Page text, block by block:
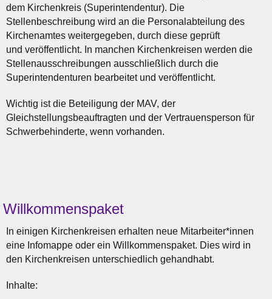
dem Kirchenkreis (Superintendentur). Die
Stellenbeschreibung wird an die Personalabteilung des
Kirchenamtes weitergegeben, durch diese geprüft
und veröffentlicht. In manchen Kirchenkreisen werden die
Stellenausschreibungen ausschließlich durch die
Superintendenturen bearbeitet und veröffentlicht.
Wichtig ist die Beteiligung der MAV, der
Gleichstellungsbeauftragten und der Vertrauensperson für
Schwerbehinderte, wenn vorhanden.
Willkommenspaket
In einigen Kirchenkreisen erhalten neue Mitarbeiter*innen
eine Infomappe oder ein Willkommenspaket. Dies wird in
den Kirchenkreisen unterschiedlich gehandhabt.
Inhalte: